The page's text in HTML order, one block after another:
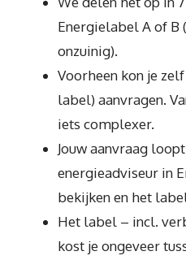
Energielabel A of B
onzuinig).
Voorheen kon je
label) aanvragen.
iets complexer.
Jouw aanvraag
energieadviseur in
bekijken en het
Het label – incl.
kost je ongeveer